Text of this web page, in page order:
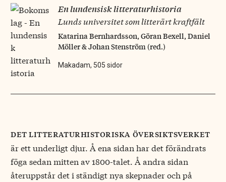
En lundensisk litteraturhistoria
Lunds universitet som litterärt kraftfält
Katarina Bernhardsson, Göran Bexell, Daniel
Möller & Johan Stenström (red.)
Makadam, 505 sidor
det litteraturhistoriska översiktsverket
är ett underligt djur. Å ena sidan har det förändrats
föga sedan mitten av 1800-talet. Å andra sidan
återuppstår det i ständigt nya skepnader och på